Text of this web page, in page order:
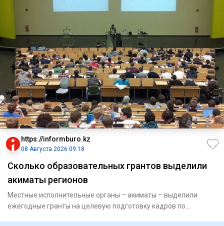
https://informburo.kz
08 Августа 2026 09:18
Сколько образовательных грантов выделили
акиматы регионов
Местные исполнительные органы – акиматы – выделили
ежегодные гранты на целевую подготовку кадров по